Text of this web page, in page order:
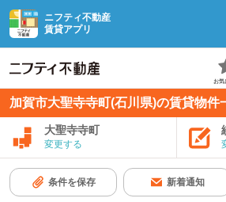
ニフティ不動産
賃貸アプリ
お気
加賀市大聖寺寺町(石川県)の賃貸物件
大聖寺寺町
変更する
条件を保存 新着通知